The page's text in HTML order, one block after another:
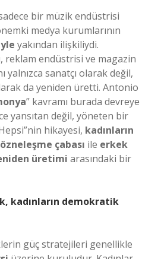
bir müzik endüstrisi
medya kurumlarının
yakından ilişkiliydi.
reklam endüstrisi ve magazin
yalnızca sanatçı olarak değil,
da yeniden üretti. Antonio
” kavramı burada devreye
yansıtan değil, yöneten bir
hikayesi, kadınların
çabası ile erkek
üretimi arasındaki bir
kadınların demokratik
güç stratejileri genellikle